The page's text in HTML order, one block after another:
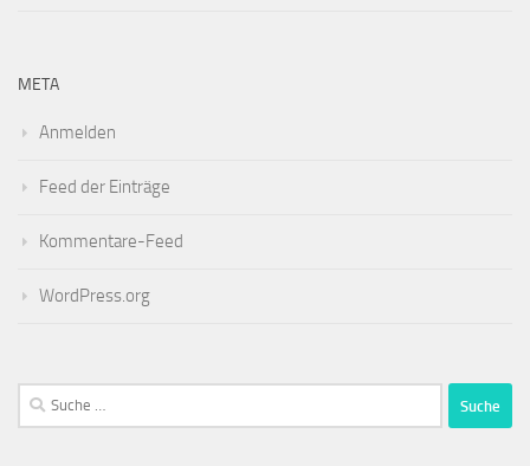
META
Anmelden
Feed der Einträge
Kommentare-Feed
WordPress.org
Suche
nach: